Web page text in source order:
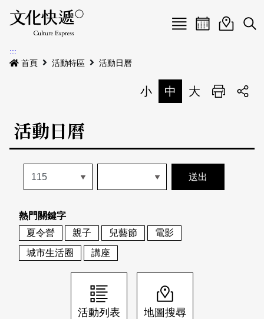
Menu
最新公告
本期專題
歷史專題
活動特區
活動列表
地圖搜尋
關於我們
關於我們
刊物索取地點
會員基本資料
刊登活動
網站導覽 English
日本語 登入/註冊
活動日曆活動地圖
展
:::
首頁
活動特區 活動日曆
小 中 大 列印
活動日曆
熱門關鍵字
夏令營
親子 兒藝節
電影
城市生活圈
講座
活動列表 地圖搜尋